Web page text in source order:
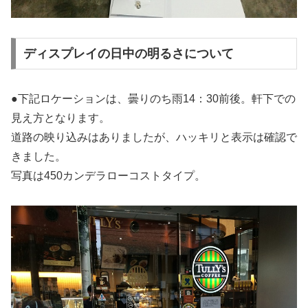
ディスプレイの日中の明るさについて
●下記ロケーションは、曇りのち雨14：30前後。軒下での
見え方となります。
道路の映り込みはありましたが、ハッキリと表示は確認で
きました。
写真は450カンデラローコストタイプ。